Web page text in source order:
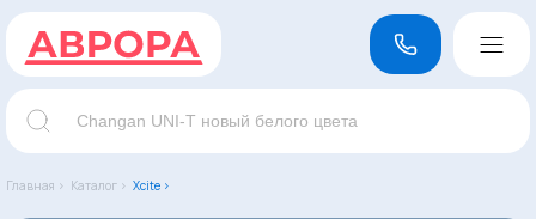
Главная › Каталог › Xcite ›